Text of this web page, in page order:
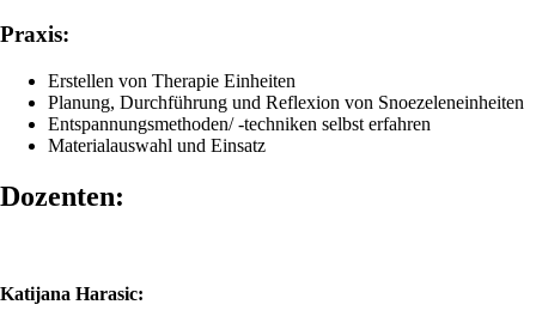
Praxis:
Erstellen von Therapie Einheiten
Planung, Durchführung und Reflexion von Snoezeleneinheiten
Entspannungsmethoden/ -techniken selbst erfahren
Materialauswahl und Einsatz
Dozenten:
Katijana Harasic: